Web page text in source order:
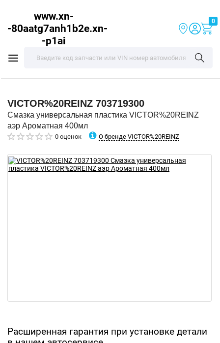
www.xn-
-80aatg7anh1b2e.xn-
-p1ai
0
VICTOR%20REINZ 703719300
Смазка универсальная пластика VICTOR%20REINZ
аэр Ароматная 400мл
0 оценок О бренде VICTOR%20REINZ
Расширенная гарантия при установке детали